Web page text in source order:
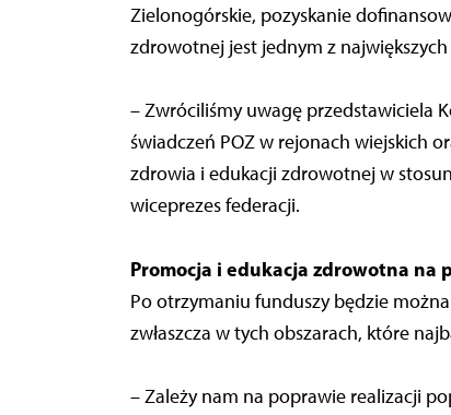
Zielonogórskie, pozyskanie
zdrowotnej jest jednym z największych
– Zwróciliśmy uwagę przedstawiciela
świadczeń POZ w rejonach wiejskich
zdrowia i edukacji zdrowotnej w
wiceprezes federacji.
Promocja i edukacja zdrowotna na
Po otrzymaniu funduszy będzie
zwłaszcza w tych obszarach, które
– Zależy nam na poprawie realizacji